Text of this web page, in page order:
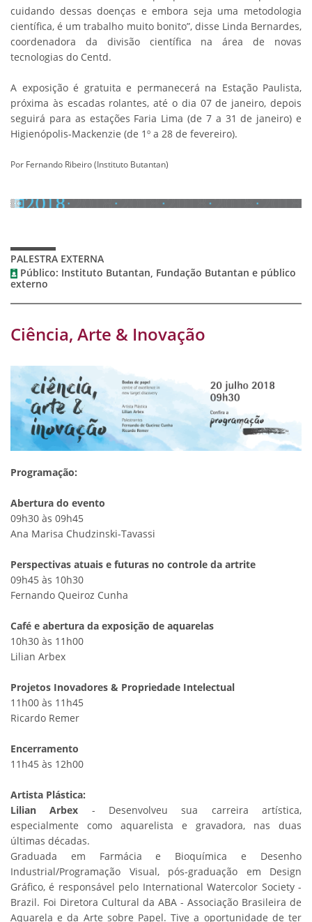
cuidando dessas doenças e embora seja uma metodologia
científica, é um trabalho muito bonito”, disse Linda Bernardes,
coordenadora da divisão científica na área de novas
tecnologias do Centd.
A exposição é gratuita e permanecerá na Estação Paulista,
próxima às escadas rolantes, até o dia 07 de janeiro, depois
seguirá para as estações Faria Lima (de 7 a 31 de janeiro) e
Higienópolis-Mackenzie (de 1º a 28 de fevereiro).
Por Fernando Ribeiro (Instituto Butantan)
PALESTRA EXTERNA
Público: Instituto Butantan, Fundação Butantan e público
externo
Ciência, Arte & Inovação
Programação:
Abertura do evento
09h30 às 09h45
Ana Marisa Chudzinski-Tavassi
Perspectivas atuais e futuras no controle da artrite
09h45 às 10h30
Fernando Queiroz Cunha
Café e abertura da exposição de aquarelas
10h30 às 11h00
Lilian Arbex
Projetos Inovadores & Propriedade Intelectual
11h00 às 11h45
Ricardo Remer
Encerramento
11h45 às 12h00
Artista Plástica:
Lilian Arbex - Desenvolveu sua carreira artística,
especialmente como aquarelista e gravadora, nas duas
últimas décadas.
Graduada em Farmácia e Bioquímica e Desenho
Industrial/Programação Visual, pós-graduação em Design
Gráfico, é responsável pelo International Watercolor Society -
Brazil. Foi Diretora Cultural da ABA - Associação Brasileira de
Aquarela e da Arte sobre Papel. Tive a oportunidade de ter